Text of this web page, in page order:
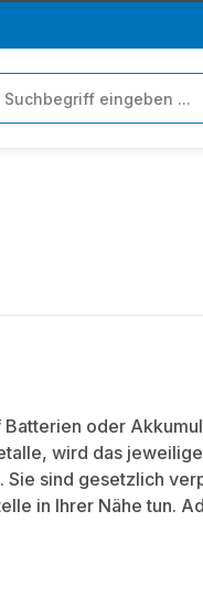
oder
wird das
sind gesetzlich
in Ihrer Nähe tun.